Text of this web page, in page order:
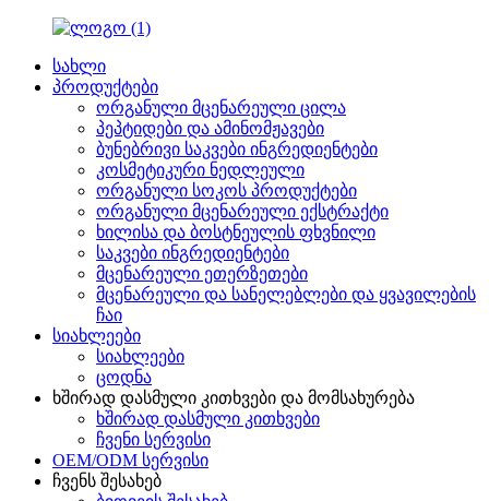
სახლი
პროდუქტები
ორგანული მცენარეული ცილა
პეპტიდები და ამინომჟავები
ბუნებრივი საკვები ინგრედიენტები
კოსმეტიკური ნედლეული
ორგანული სოკოს პროდუქტები
ორგანული მცენარეული ექსტრაქტი
ხილისა და ბოსტნეულის ფხვნილი
საკვები ინგრედიენტები
მცენარეული ეთერზეთები
მცენარეული და სანელებლები და ყვავილების
ჩაი
სიახლეები
სიახლეები
ცოდნა
ხშირად დასმული კითხვები და მომსახურება
ხშირად დასმული კითხვები
ჩვენი სერვისი
OEM/ODM სერვისი
ჩვენს შესახებ